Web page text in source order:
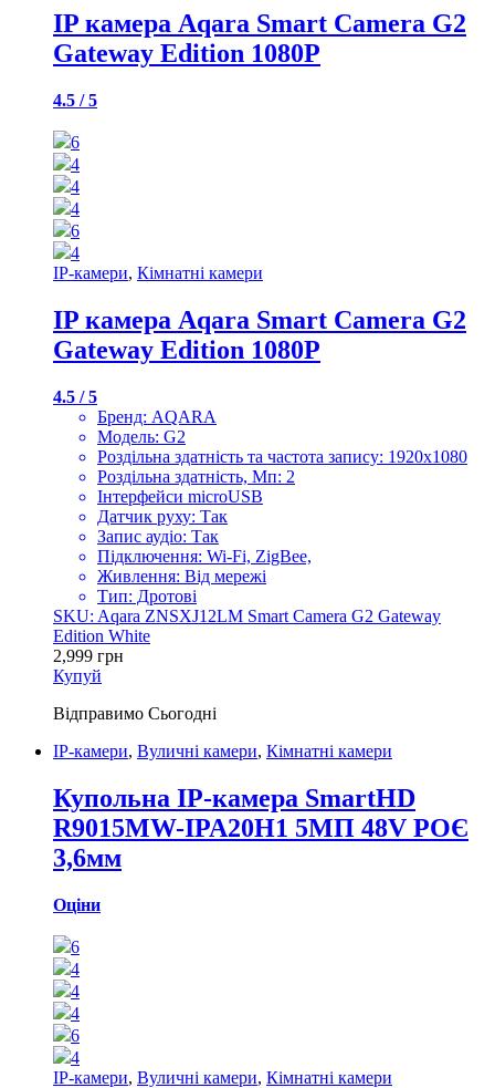
IP камера Aqara Smart Camera G2
Gateway Edition 1080P
4.5 / 5
6
4
4
4
6
4
IP-камери, Кімнатні камери
IP камера Aqara Smart Camera G2
Gateway Edition 1080P
4.5 / 5
Бренд: AQARA
Модель: G2
Роздільна здатність та частота запису: 1920х1080
Роздільна здатність, Мп: 2
Інтерфейси microUSB
Датчик руху: Так
Запис аудіо: Так
Підключення: Wi-Fi, ZigBee,
Живлення: Від мережі
Тип: Дротові
SKU: Aqara ZNSXJ12LM Smart Camera G2 Gateway
Edition White
2,999 грн
Купуй
Відправимо Сьогодні
IP-камери, Вуличні камери, Кімнатні камери
Купольна IP-камера SmartHD
R9015MW-IPA20H1 5МП 48V РОЄ
3,6мм
Оціни
6
4
4
4
6
4
IP-камери, Вуличні камери, Кімнатні камери